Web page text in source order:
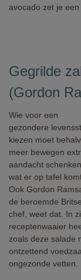
avocado zet je
Gegrilde
(Gordon
Wie voor een
gezondere
kiezen moet
meer bewegen
aandacht
wat er op tafel
Ook Gordon
de beroemde Britse
chef, weet dat. In
receptenwaaier
zoals deze salade
ontzettend
ongezonde vetten.